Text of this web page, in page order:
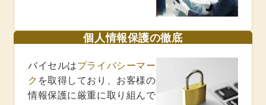
個人情報保護の徹底
バイセルはプライバシーマー
ク を取得しており、お客様の
情報保護に厳重に取り組んで